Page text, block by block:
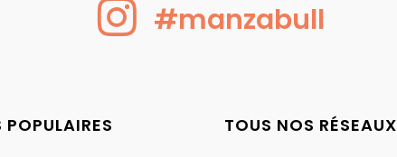
#manzabull
TOUS NOS RÉSEAUX